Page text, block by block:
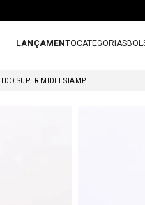
LANÇAMENTOCATEGORIAS
VESTIDO SUPER MIDI ESTAMPADO OMBRO ÚNICO